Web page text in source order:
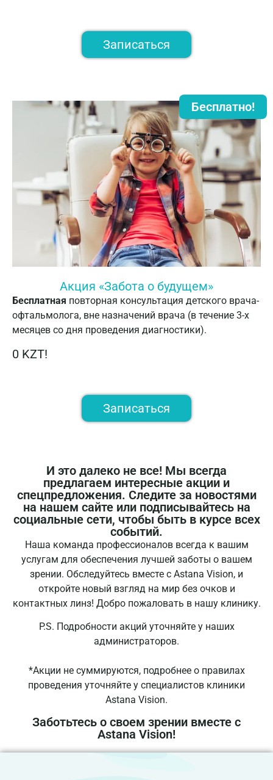
Записаться
Бесплатно!
Акция «Забота о будущем»
Бесплатная повторная консультация детского врача-
офтальмолога, вне назначений врача (в течение 3-х
месяцев со дня проведения диагностики).
0 KZT!
Записаться
И это далеко не все! Мы всегда
предлагаем интересные акции и
спецпредложения. Следите за новостями
на нашем сайте или подписывайтесь на
социальные сети, чтобы быть в курсе всех
событий.
Наша команда профессионалов всегда к вашим
услугам для обеспечения лучшей заботы о вашем
зрении. Обследуйтесь вместе с Astana Vision, и
откройте новый взгляд на мир без очков и
контактных линз! Добро пожаловать в нашу клинику.
P.S. Подробности акций уточняйте у наших
администраторов.
*Акции не суммируются, подробнее о правилах
проведения уточняйте у специалистов клиники
Astana Vision.
Заботьтесь о своем зрении вместе с
Astana Vision!